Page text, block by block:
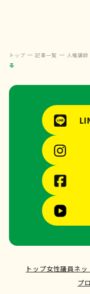
トップ 記事一覧 人権講師
る
トップ女性議員ネ
プ